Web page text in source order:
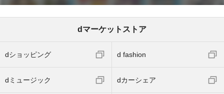
dマーケットストア
dショッピング d fashion
dミュージック dカーシェア